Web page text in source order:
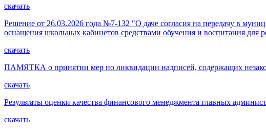
скачать
Решение от 26.03.2026 года №7-132 "О даче согласия на передачу в
оснащения школьных кабинетов средствами обучения и воспитания для
скачать
ПАМЯТКА о принятии мер по ликвидации надписей, содержащих
скачать
Результаты оценки качества финансового менеджмента главных
скачать